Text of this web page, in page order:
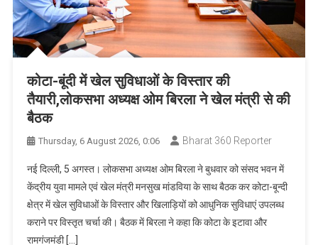
कोटा-बूंदी में खेल सुविधाओं के विस्तार की
तैयारी,लोकसभा अध्यक्ष ओम बिरला ने खेल मंत्री से की
बैठक
Thursday, 6 August 2026, 0:06 Bharat 360 Reporter
नई दिल्ली, 5 अगस्त। लोकसभा अध्यक्ष ओम बिरला ने बुधवार को संसद भवन में
केंद्रीय युवा मामले एवं खेल मंत्री मनसुख मांडविया के साथ बैठक कर कोटा-बून्दी
क्षेत्र में खेल सुविधाओं के विस्तार और खिलाड़ियों को आधुनिक सुविधाएं उपलब्ध
कराने पर विस्तृत चर्चा की। बैठक में बिरला ने कहा कि कोटा के इटावा और
रामगंजमंडी […]